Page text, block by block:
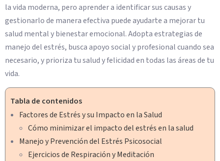
la vida moderna, pero aprender a identificar sus causas y
gestionarlo de manera efectiva puede ayudarte a mejorar tu
salud mental y bienestar emocional. Adopta estrategias de
manejo del estrés, busca apoyo social y profesional cuando sea
necesario, y prioriza tu salud y felicidad en todas las áreas de tu
vida.
Tabla de contenidos
Factores de Estrés y su Impacto en la Salud
Cómo minimizar el impacto del estrés en la salud
Manejo y Prevención del Estrés Psicosocial
Ejercicios de Respiración y Meditación